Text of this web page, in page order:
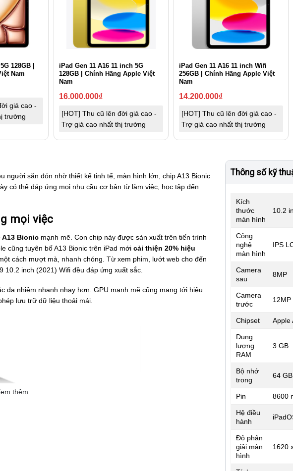
128GB |
Nam
giá cao -
trường
iPad Gen 11 A16 11 inch 5G
128GB | Chính Hãng Apple Việt
Nam
16.000.000₫
[HOT] Thu cũ lên đời giá cao -
Trợ giá cao nhất thị trường
iPad Gen 11 A16 11 inch Wifi
256GB | Chính Hãng Apple Việt
Nam
14.200.000₫
[HOT] Thu cũ lên đời giá cao -
Trợ giá cao nhất thị trường
người săn đón nhờ thiết kế tinh tế, màn hình lớn, chip A13 Bionic
có thể đáp ứng mọi nhu cầu cơ bản từ làm việc, học tập đến
mọi việc
A13 Bionicmạnh mẽ. Con chip này được sản xuất trên tiến trình
cũng tuyên bố A13 Bionic trên iPad mới cải thiện 20% hiệu
cách mượt mà, nhanh chóng. Từ xem phim, lướt web cho đến
inch (2021) Wifi đều đáp ứng xuất sắc.
đa nhiệm nhanh nhạy hơn. GPU mạnh mẽ cũng mang tới hiệu
lưu trữ dữ liệu thoải mái.
thêm
Thông số kỹ
Kích
thước
màn hình
10.2
Công
nghệ
màn hình
IPS
Camera
sau
8MP
Camera
trước
12MP
Chipset Apple
Dung
lượng
RAM
3 GB
Bộ nhớ
trong
64 GB
Pin 8600
Hệ điều
hành
Độ phân
giải màn
hình
1620